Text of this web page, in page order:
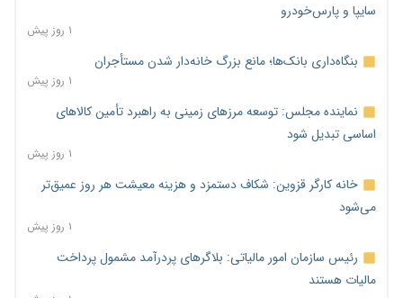
سایپا و پارس‌خودرو
۱ روز پیش
بنگاه‌داری بانک‌ها؛ مانع بزرگ خانه‌دار شدن مستأجران
۱ روز پیش
نماینده مجلس: توسعه مرزهای زمینی به راهبرد تأمین کالاهای
اساسی تبدیل شود
۱ روز پیش
خانه کارگر قزوین: شکاف دستمزد و هزینه معیشت هر روز عمیق‌تر
می‌شود
۱ روز پیش
رئیس سازمان امور مالیاتی: بلاگرهای پردرآمد مشمول پرداخت
مالیات هستند